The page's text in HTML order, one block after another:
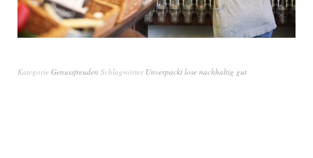
Kategorie Genussfreuden Schlagwörter Unverpackt lose nachhaltig gut